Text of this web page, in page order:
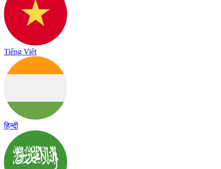
Tiếng Việt
हिन्दी